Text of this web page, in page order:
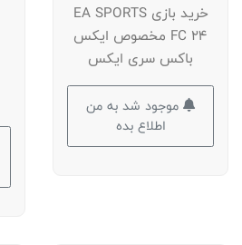
خرید بازی EA SPORTS
FC 24 مخصوص ایکس
باکس سری ایکس
موجود شد به من
اطلاع بده